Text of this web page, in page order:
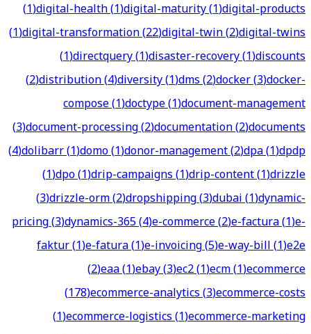
(1)digital-health(1)digital-maturity(1)digital-products
(1)digital-transformation(22)digital-twin(2)digital-twins
(1)directquery(1)disaster-recovery(1)discounts
(2)distribution(4)diversity(1)dms(2)docker(3)docker-
compose(1)doctype(1)document-management
(3)document-processing(2)documentation(2)documents
(4)dolibarr(1)domo(1)donor-management(2)dpa(1)dpdp
(1)dpo(1)drip-campaigns(1)drip-content(1)drizzle
(3)drizzle-orm(2)dropshipping(3)dubai(1)dynamic-
pricing(3)dynamics-365(4)e-commerce(2)e-factura(1)e-
faktur(1)e-fatura(1)e-invoicing(5)e-way-bill(1)e2e
(2)eaa(1)ebay(3)ec2(1)ecm(1)ecommerce
(178)ecommerce-analytics(3)ecommerce-costs
(1)ecommerce-logistics(1)ecommerce-marketing